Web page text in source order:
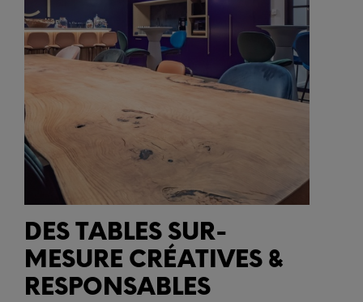
DES TABLES SUR-
MESURE CRÉATIVES &
RESPONSABLES